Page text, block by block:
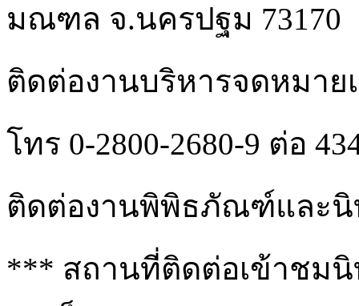
มณฑล จ.นครปฐม 73170
ติดต่องานบริหารจดหมาย
โทร 0-2800-2680-9 ต่อ
ติดต่องานพิพิธภัณฑ์และนิ
*** สถานที่ติดต่อเข้าชมนิ